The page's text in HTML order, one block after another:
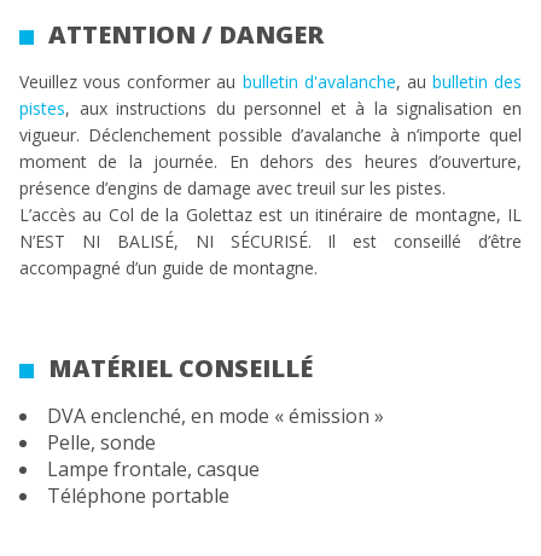
ATTENTION / DANGER
Veuillez vous conformer au bulletin d'avalanche, au bulletin des
pistes, aux instructions du personnel et à la signalisation en
vigueur. Déclenchement possible d’avalanche à n’importe quel
moment de la journée. En dehors des heures d’ouverture,
présence d’engins de damage avec treuil sur les pistes.
L’accès au Col de la Golettaz est un itinéraire de montagne, IL
N’EST NI BALISÉ, NI SÉCURISÉ. Il est conseillé d’être
accompagné d’un guide de montagne.
MATÉRIEL CONSEILLÉ
DVA enclenché, en mode « émission »
Pelle, sonde
Lampe frontale, casque
Téléphone portable